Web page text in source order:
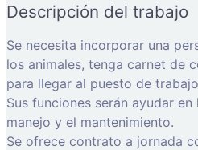
Descripción del trabajo
Se necesita incorporar una
los animales, tenga carnet de
para llegar al puesto de
Sus funciones serán ayudar
manejo y el mantenimiento.
Se ofrece contrato a jornada